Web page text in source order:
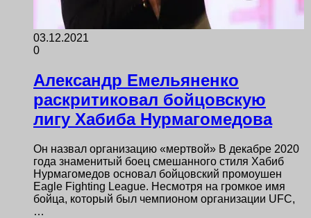
03.12.2021
0
Александр Емельяненко
раскритиковал бойцовскую
лигу Хабиба Нурмагомедова
Он назвал организацию «мертвой» В декабре 2020
года знаменитый боец смешанного стиля Хабиб
Нурмагомедов основал бойцовский промоушен
Eagle Fighting League. Несмотря на громкое имя
бойца, который был чемпионом организации UFC,
…